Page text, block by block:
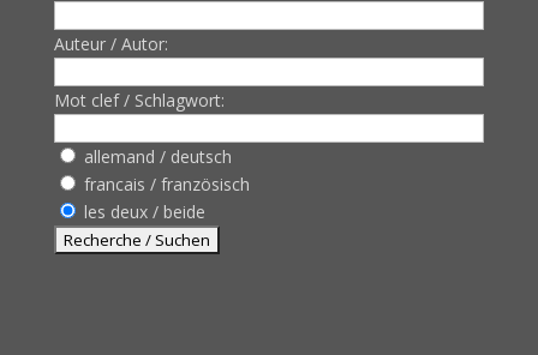
Auteur / Autor:
Mot clef / Schlagwort:
allemand / deutsch
francais / französisch
les deux / beide